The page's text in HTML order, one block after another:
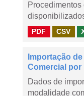
PDF CSV
Importação
Comercial por
Dados de
modalidade